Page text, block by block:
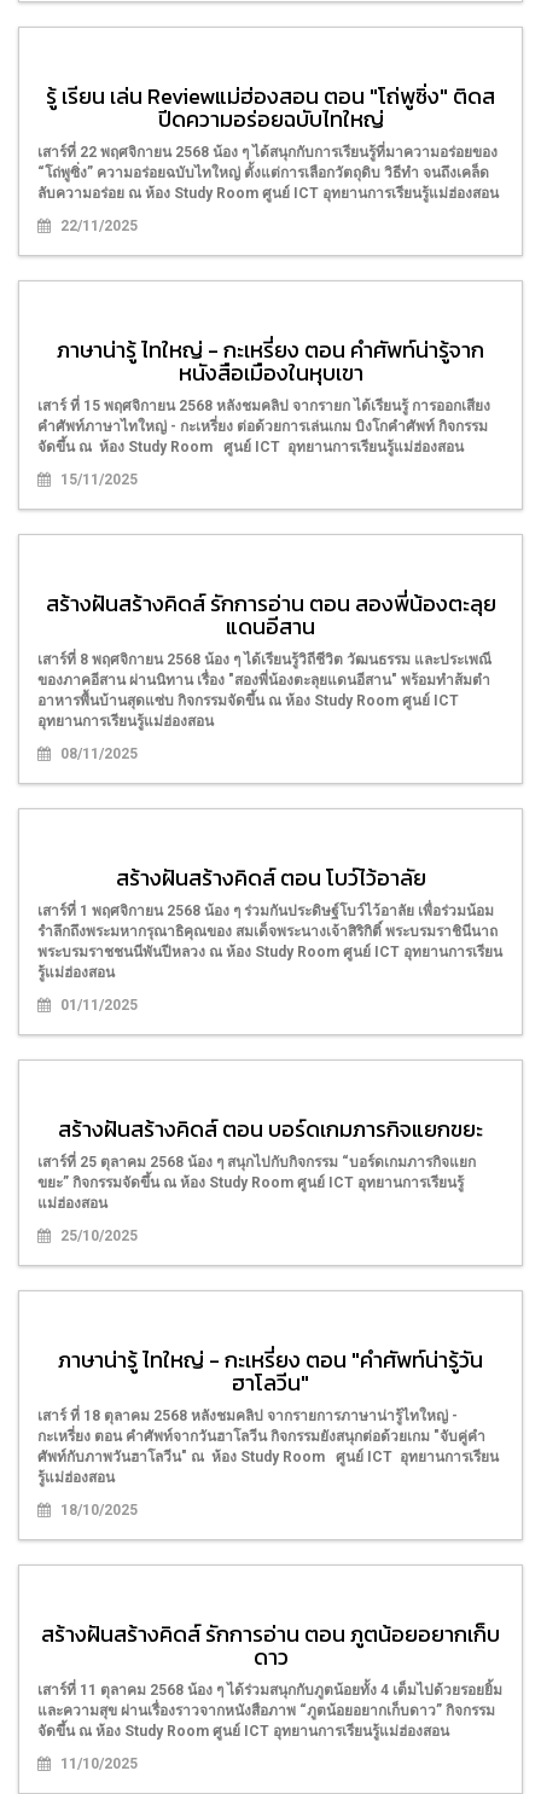
รู้ เรียน เล่น Reviewแม่ฮ่องสอน ตอน "โถ่พูซิ่ง" ติดส
ปีดความอร่อยฉบับไทใหญ่
เสาร์ที่ 22 พฤศจิกายน 2568 น้อง ๆ ได้สนุกกับการเรียนรู้ที่มาความอร่อยของ
“โถ่พูซิ่ง” ความอร่อยฉบับไทใหญ่ ตั้งแต่การเลือกวัตถุดิบ วิธีทำ จนถึงเคล็ด
ลับความอร่อย ณ ห้อง Study Room ศูนย์ ICT อุทยานการเรียนรู้แม่ฮ่องสอน
22/11/2025
ภาษาน่ารู้ ไทใหญ่ - กะเหรี่ยง ตอน คำศัพท์น่ารู้จาก
หนังสือเมืองในหุบเขา
เสาร์ ที่ 15 พฤศจิกายน 2568 หลังชมคลิป จากรายก ได้เรียนรู้ การออกเสียง
คำศัพท์ภาษาไทใหญ่ - กะเหรี่ยง ต่อด้วยการเล่นเกม บิงโกคำศัพท์ กิจกรรม
จัดขึ้น ณ ห้อง Study Room ศูนย์ ICT อุทยานการเรียนรู้แม่ฮ่องสอน
15/11/2025
สร้างฝันสร้างคิดส์ รักการอ่าน ตอน สองพี่น้องตะลุย
แดนอีสาน
เสาร์ที่ 8 พฤศจิกายน 2568 น้อง ๆ ได้เรียนรู้วิถีชีวิต วัฒนธรรม และประเพณี
ของภาคอีสาน ผ่านนิทาน เรื่อง "สองพี่น้องตะลุยแดนอีสาน" พร้อมทำส้มตำ
อาหารพื้นบ้านสุดแซ่บ กิจกรรมจัดขึ้น ณ ห้อง Study Room ศูนย์ ICT
อุทยานการเรียนรู้แม่ฮ่องสอน
08/11/2025
สร้างฝันสร้างคิดส์ ตอน โบว์ไว้อาลัย
เสาร์ที่ 1 พฤศจิกายน 2568 น้อง ๆ ร่วมกันประดิษฐ์โบว์ไว้อาลัย เพื่อร่วมน้อม
รำลึกถึงพระมหากรุณาธิคุณของ สมเด็จพระนางเจ้าสิริกิติ์ พระบรมราชินีนาถ
พระบรมราชชนนีพันปีหลวง ณ ห้อง Study Room ศูนย์ ICT อุทยานการเรียน
รู้แม่ฮ่องสอน
01/11/2025
สร้างฝันสร้างคิดส์ ตอน บอร์ดเกมภารกิจแยกขยะ
เสาร์ที่ 25 ตุลาคม 2568 น้อง ๆ สนุกไปกับกิจกรรม “บอร์ดเกมภารกิจแยก
ขยะ” กิจกรรมจัดขึ้น ณ ห้อง Study Room ศูนย์ ICT อุทยานการเรียนรู้
แม่ฮ่องสอน
25/10/2025
ภาษาน่ารู้ ไทใหญ่ - กะเหรี่ยง ตอน "คำศัพท์น่ารู้วัน
ฮาโลวีน"
เสาร์ ที่ 18 ตุลาคม 2568 หลังชมคลิป จากรายการภาษาน่ารู้ไทใหญ่ -
กะเหรี่ยง ตอน คำศัพท์จากวันฮาโลวีน กิจกรรมยังสนุกต่อด้วยเกม "จับคู่คำ
ศัพท์กับภาพวันฮาโลวีน" ณ ห้อง Study Room ศูนย์ ICT อุทยานการเรียน
รู้แม่ฮ่องสอน
18/10/2025
สร้างฝันสร้างคิดส์ รักการอ่าน ตอน ภูตน้อยอยากเก็บ
ดาว
เสาร์ที่ 11 ตุลาคม 2568 น้อง ๆ ได้ร่วมสนุกกับภูตน้อยทั้ง 4 เต็มไปด้วยรอยยิ้ม
และความสุข ผ่านเรื่องราวจากหนังสือภาพ “ภูตน้อยอยากเก็บดาว” กิจกรรม
จัดขึ้น ณ ห้อง Study Room ศูนย์ ICT อุทยานการเรียนรู้แม่ฮ่องสอน
11/10/2025